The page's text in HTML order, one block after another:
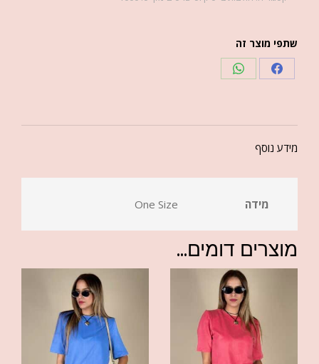
שתפי מוצר זה
מידע נוסף
מידה One Size
מוצרים דומים...